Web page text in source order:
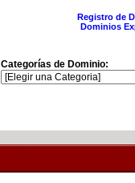
Registro de
Dominios
Categorías de Dominio: